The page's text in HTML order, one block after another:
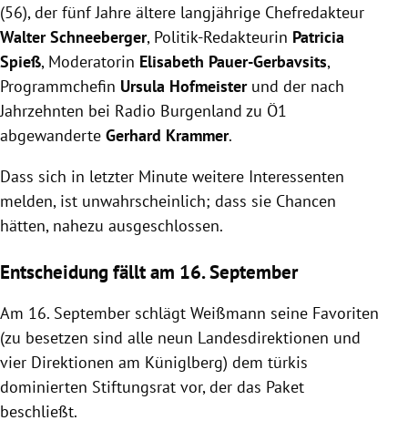
(56), der fünf Jahre ältere langjährige Chefredakteur
Walter Schneeberger, Politik-Redakteurin Patricia
Spieß, Moderatorin Elisabeth Pauer-Gerbavsits,
Programmchefin Ursula Hofmeisterund der nach
Jahrzehnten bei Radio Burgenland zu Ö1
abgewanderte Gerhard Krammer.
Dass sich in letzter Minute weitere Interessenten
melden, ist unwahrscheinlich; dass sie Chancen
hätten, nahezu ausgeschlossen.
Entscheidung fällt am 16. September
Am 16. September schlägt Weißmann seine Favoriten
(zu besetzen sind alle neun Landesdirektionen und
vier Direktionen am Küniglberg) dem türkis
dominierten Stiftungsrat vor, der das Paket
beschließt.